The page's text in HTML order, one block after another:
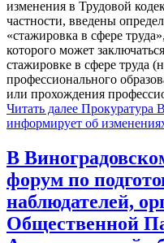
изменения в Трудовой
частности, введены
«стажировка в сфере
которого может
стажировке в сфере труда
профессионального
или прохождения
Читать далее Прокуратура
информирует об
В
форум по
наблюдателей,
Общественной